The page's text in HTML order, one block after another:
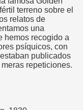
terreno sobre el
relatos de
una
hemos recogido a
psíquicos, con
publicados
repeticiones.